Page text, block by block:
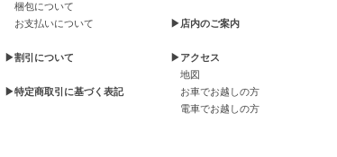
梱包について
お支払いについて
▶割引について
▶特定商取引に基づく表記
▶店内のご案内
▶アクセス
地図
お車でお越しの方
電車でお越しの方